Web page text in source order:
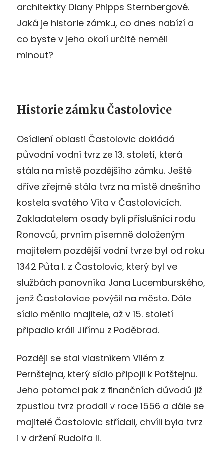
architektky Diany Phipps Sternbergové.
Jaká je historie zámku, co dnes nabízí a
co byste v jeho okolí určitě neměli
minout?
Historie zámku Častolovice
Osídlení oblasti Častolovic dokládá
původní vodní tvrz ze 13. století, která
stála na místě pozdějšího zámku. Ještě
dříve zřejmě stála tvrz na místě dnešního
kostela svatého Víta v Častolovicích.
Zakladatelem osady byli příslušníci rodu
Ronovců, prvním písemně doloženým
majitelem pozdější vodní tvrze byl od roku
1342 Půta I. z Častolovic, který byl ve
službách panovníka Jana Lucemburského,
jenž Častolovice povýšil na město. Dále
sídlo měnilo majitele, až v 15. století
připadlo králi Jiřímu z Poděbrad.
Později se stal vlastníkem Vilém z
Pernštejna, který sídlo připojil k Potštejnu.
Jeho potomci pak z finančních důvodů již
zpustlou tvrz prodali v roce 1556 a dále se
majitelé Častolovic střídali, chvíli byla tvrz
i v držení Rudolfa II.